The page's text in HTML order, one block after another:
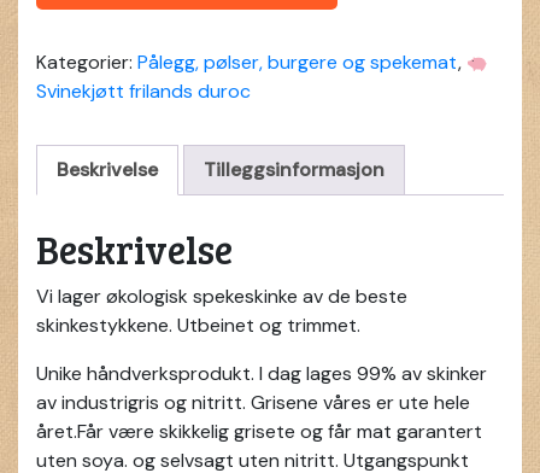
Kategorier: Pålegg, pølser, burgere og spekemat,
Svinekjøtt frilands duroc
Beskrivelse Tilleggsinformasjon
Beskrivelse
Vi lager økologisk spekeskinke av de beste
skinkestykkene. Utbeinet og trimmet.
Unike håndverksprodukt. I dag lages 99% av skinker
av industrigris og nitritt. Grisene våres er ute hele
året.Får være skikkelig grisete og får mat garantert
uten soya. og selvsagt uten nitritt. Utgangspunkt